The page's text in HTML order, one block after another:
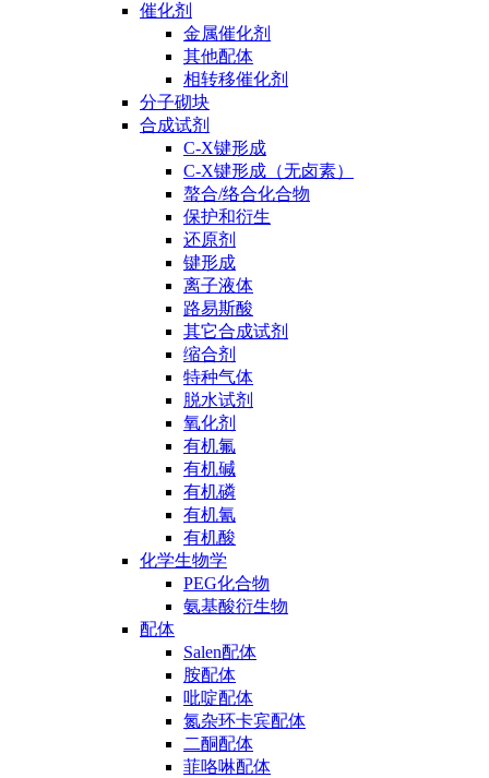
催化剂
金属催化剂
其他配体
相转移催化剂
分子砌块
合成试剂
C-X键形成
C-X键形成（无卤素）
螯合/络合化合物
保护和衍生
还原剂
键形成
离子液体
路易斯酸
其它合成试剂
缩合剂
特种气体
脱水试剂
氧化剂
有机氟
有机碱
有机磷
有机氰
有机酸
化学生物学
PEG化合物
氨基酸衍生物
配体
Salen配体
胺配体
吡啶配体
氮杂环卡宾配体
二酮配体
菲咯啉配体